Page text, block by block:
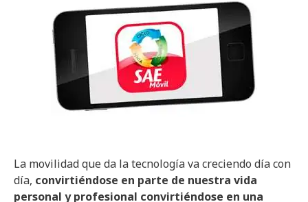
La movilidad que da la tecnología va creciendo día con
día, convirtiéndose en parte de nuestra vida
personal y profesional convirtiéndose en una